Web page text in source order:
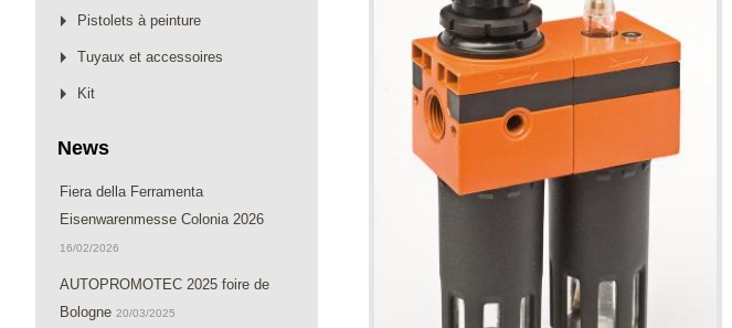
Pistolets à peinture
Tuyaux et accessoires
Kit
News
Fiera della Ferramenta
Eisenwarenmesse Colonia 2026
16/02/2026
AUTOPROMOTEC 2025 foire de
Bologne 20/03/2025